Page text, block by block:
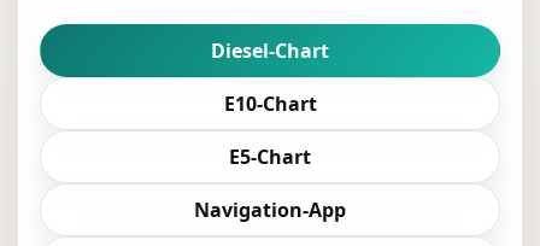
Diesel-Chart
E10-Chart
E5-Chart
Navigation-App